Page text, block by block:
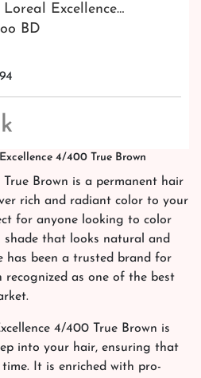
Excellence…
BD
4/400 True Brown
Brown is a permanent hair
rich and radiant color to your
for anyone looking to color
that looks natural and
has been a trusted brand for
recognized as one of the best
4/400 True Brown is
into your hair, ensuring that
It is enriched with pro-